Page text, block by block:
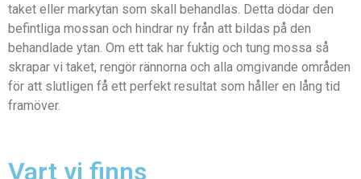
taket eller markytan som skall behandlas. Detta dödar den
befintliga mossan och hindrar ny från att bildas på den
behandlade ytan. Om ett tak har fuktig och tung mossa så
skrapar vi taket, rengör rännorna och alla omgivande områden
för att slutligen få ett perfekt resultat som håller en lång tid
framöver.
Vart vi finns